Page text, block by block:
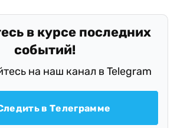
в курсе последних
событий!
на наш канал в Telegram
в Телеграмме